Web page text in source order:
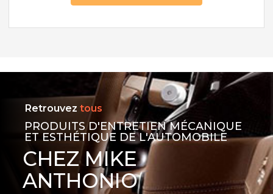
Retrouvez tous
PRODUITS D'ENTRETIEN MÉCANIQUE
ET ESTHÉTIQUE DE L'AUTOMOBILE
CHEZ MIKE
ANTHONIO